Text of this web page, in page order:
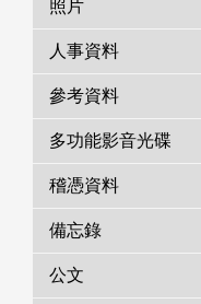
照片
人事資料
參考資料
多功能影音光碟
稽憑資料
備忘錄
公文